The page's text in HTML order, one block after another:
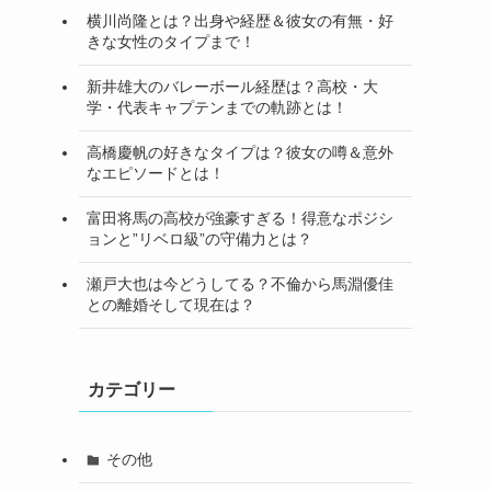
横川尚隆とは？出身や経歴＆彼女の有無・好
きな女性のタイプまで！
新井雄大のバレーボール経歴は？高校・大
学・代表キャプテンまでの軌跡とは！
高橋慶帆の好きなタイプは？彼女の噂＆意外
なエピソードとは！
富田将馬の高校が強豪すぎる！得意なポジシ
ョンと”リベロ級”の守備力とは？
瀬戸大也は今どうしてる？不倫から馬淵優佳
との離婚そして現在は？
カテゴリー
その他